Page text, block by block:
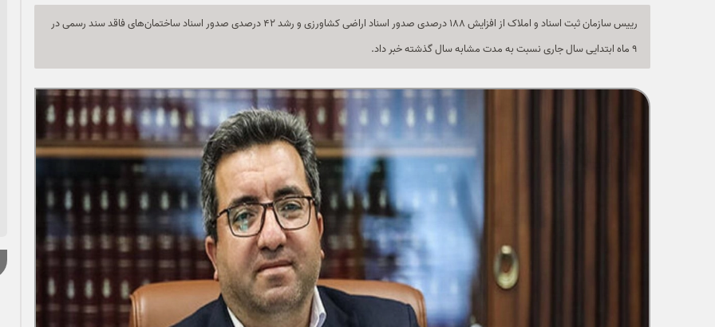
رییس سازمان ثبت اسناد و املاک از افزایش 188 درصدی صدور اسناد اراضی کشاورزی و رشد 42 درصدی صدور اسناد ساختمان‌های فاقد سند رسمی در
9 ماه ابتدایی سال جاری نسبت به مدت مشابه سال گذشته خبر داد.